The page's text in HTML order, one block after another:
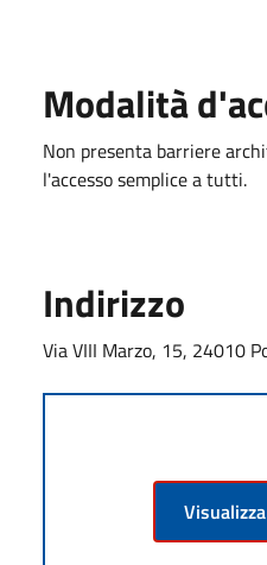
Modalità
Non presenta barriere
l'accesso semplice a tutti.
Indirizzo
Via VIII Marzo, 15, 24010